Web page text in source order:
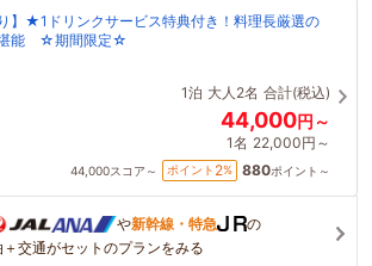
】★1ドリンクサービス特典付き！料理長厳選の
堪能 ☆期間限定☆
1泊 大人2名 合計(税込)
44,000円～
1名 22,000円～
44,000スコア～ ポイント 2% 880ポイント～
や新幹線・特急
の
＋交通がセットのプランをみる